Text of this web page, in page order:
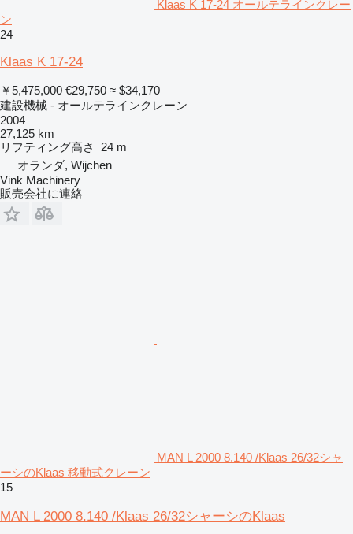
Klaas K 17-24 オールテラインクレー
ン
24
Klaas K 17-24
￥5,475,000 €29,750 ≈ $34,170
建設機械 - オールテラインクレーン
2004
27,125 km
リフティング高さ
24 m
オランダ, Wijchen
Vink Machinery
販売会社に連絡
MAN L 2000 8.140 /Klaas 26/32シャ
ーシのKlaas 移動式クレーン
15
MAN L 2000 8.140 /Klaas 26/32シャーシのKlaas